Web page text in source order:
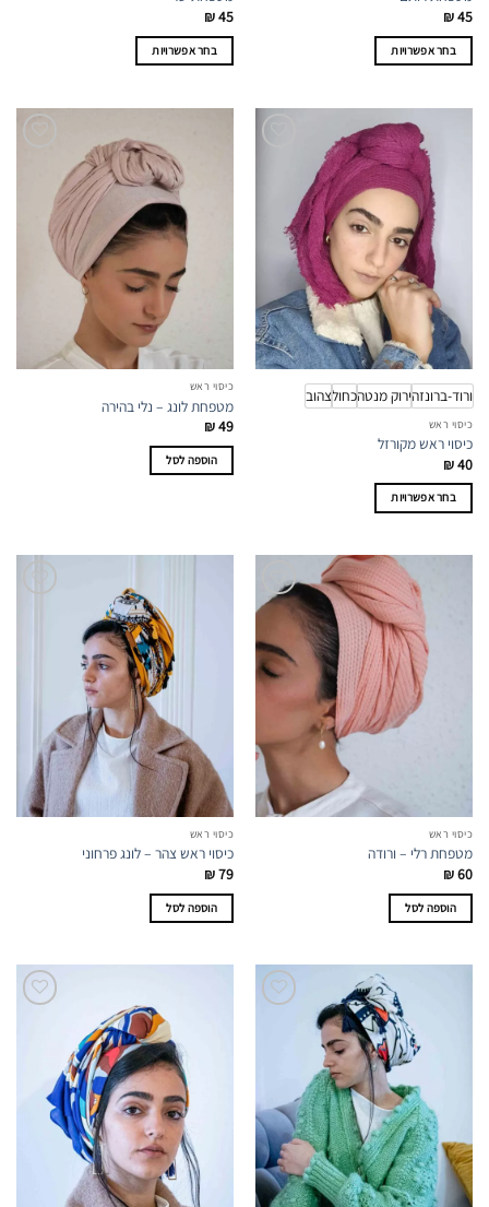
₪45
בחר אפשרויות
האפשרויות
המוצר
₪45
בחר אפשרויות
האפשרויות
ורוד-ברונזהירוק מנטהכחולצהוב
כיסוי ראש
כיסוי ראש מקורזל
₪40
בחר אפשרויות
האפשרויות
כיסוי ראש
מטפחת לונג – נלי בהירה
₪49
הוספה לסל
כיסוי ראש
מטפחת רלי – ורודה
₪60
הוספה לסל
כיסוי ראש
כיסוי ראש צהר – לונג פרחוני
₪79
הוספה לסל